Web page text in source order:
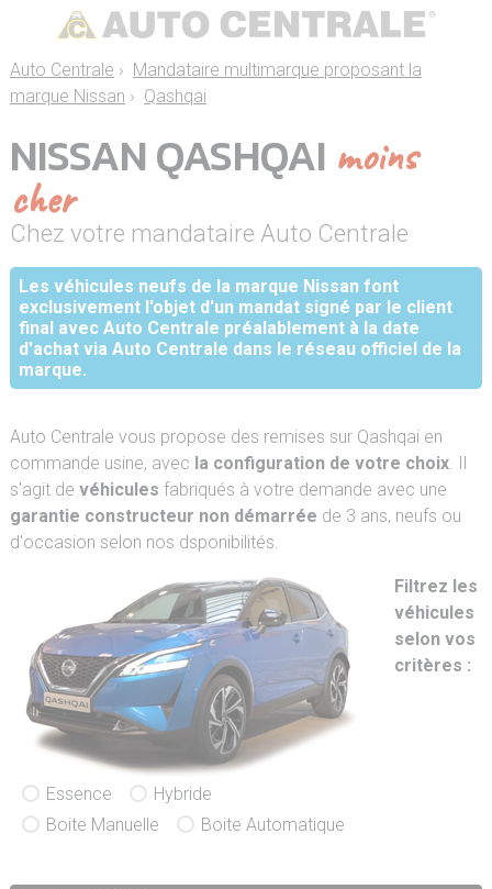
Auto Centrale › Mandataire multimarque proposant la
marque Nissan › Qashqai
NISSAN QASHQAI moins
cher
Chez votre mandataire Auto Centrale
Les véhicules neufs de la marque Nissan font
exclusivement l'objet d'un mandat signé par le client
final avec Auto Centrale préalablement à la date
d'achat via Auto Centrale dans le réseau officiel de la
marque.
Auto Centrale vous propose des remises sur Qashqai en
commande usine, avec la configuration de votre choix. Il
s'agit de véhicules fabriqués à votre demande avec une
garantie constructeur non démarrée de 3 ans, neufs ou
d'occasion selon nos dsponibilités.
Filtrez les
véhicules
selon vos
critères :
Essence
Hybride
Boite Manuelle
Boite Automatique